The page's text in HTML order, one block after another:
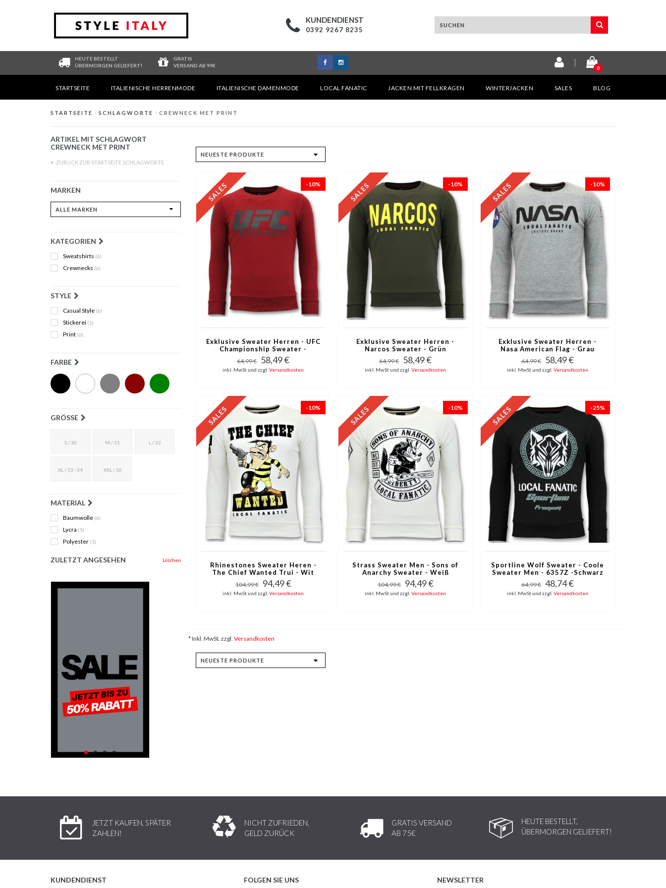
KUNDENDIENST
0392 9267 8235
HEUTE BESTELLT
ÜBERMORGEN GELIEFERT!
GRATIS
VERSAND AB 99€
0
STARTSEITE ITALIENISCHE HERRENMODE ITALIENISCHE DAMENMODE LOCAL FANATIC JACKEN MIT FELLKRAGEN WINTERJACKEN SALES BLOG
STARTSEITE / SCHLAGWORTE / CREWNECK MET PRINT
ARTIKEL MIT SCHLAGWORT
CREWNECK MET PRINT
ZURÜCK ZUR STARTSEITE SCHLAGWORTE
MARKEN
KATEGORIEN
Sweatshirts (6)
Crewnecks (6)
STYLE
Casual Style (6)
Stickerei (1)
Print (6)
FARBE
GRÖSSE
S / 30 M / 31 L / 32
XL / 33 - 34 XXL / 36
MATERIAL
Baumwolle (6)
Lycra (5)
Polyester (1)
ZULETZT ANGESEHEN Löschen
-10%
Exklusive Sweater Herren - UFC
Championship Sweater -
Bordeaux
64,99 € 58,49 €
inkl. MwSt und zzgl.Versandkosten
-10%
Exklusive Sweater Herren -
Narcos Sweater - Grün
64,99 € 58,49 €
inkl. MwSt und zzgl.Versandkosten
-10%
Exklusive Sweater Herren -
Nasa American Flag - Grau
64,99 € 58,49 €
inkl. MwSt und zzgl.Versandkosten
-10%
Rhinestones Sweater Heren -
The Chief Wanted Trui - Wit
104,99 € 94,49 €
inkl. MwSt und zzgl.Versandkosten
-10%
Strass Sweater Men - Sons of
Anarchy Sweater - Weiß
104,99 € 94,49 €
inkl. MwSt und zzgl.Versandkosten
-25%
Sportline Wolf Sweater - Coole
Sweater Men - 6357Z -Schwarz
64,99 € 48,74 €
inkl. MwSt und zzgl.Versandkosten
* Inkl. MwSt. zzgl. Versandkosten
JETZT KAUFEN, SPÄTER
ZAHLEN!
NICHT ZUFRIEDEN,
GELD ZURÜCK
GRATIS VERSAND
AB 75€
HEUTE BESTELLT,
ÜBERMORGEN GELIEFERT!
KUNDENDIENST FOLGEN SIE UNS NEWSLETTER